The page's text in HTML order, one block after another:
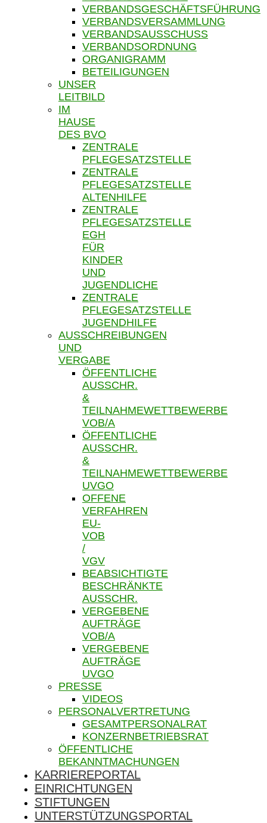
VERBANDSGESCHÄFTSFÜHRUNG
VERBANDSVERSAMMLUNG
VERBANDSAUSSCHUSS
VERBANDSORDNUNG
ORGANIGRAMM
BETEILIGUNGEN
UNSER
LEITBILD
IM
HAUSE
DES BVO
ZENTRALE
PFLEGESATZSTELLE
ZENTRALE
PFLEGESATZSTELLE
ALTENHILFE
ZENTRALE
PFLEGESATZSTELLE
EGH
FÜR
KINDER
UND
JUGENDLICHE
ZENTRALE
PFLEGESATZSTELLE
JUGENDHILFE
AUSSCHREIBUNGEN
UND
VERGABE
ÖFFENTLICHE
AUSSCHR.
&
TEILNAHMEWETTBEWERBE
VOB/A
ÖFFENTLICHE
AUSSCHR.
&
TEILNAHMEWETTBEWERBE
UVGO
OFFENE
VERFAHREN
EU-
VOB
/
VGV
BEABSICHTIGTE
BESCHRÄNKTE
AUSSCHR.
VERGEBENE
AUFTRÄGE
VOB/A
VERGEBENE
AUFTRÄGE
UVGO
PRESSE
VIDEOS
PERSONALVERTRETUNG
GESAMTPERSONALRAT
KONZERNBETRIEBSRAT
ÖFFENTLICHE
BEKANNTMACHUNGEN
KARRIEREPORTAL
EINRICHTUNGEN
STIFTUNGEN
UNTERSTÜTZUNGSPORTAL